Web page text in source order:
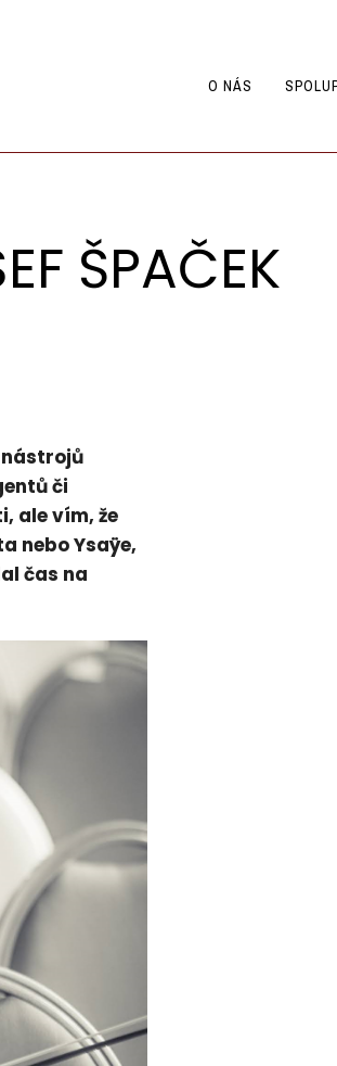
O NÁS
ŠPAČEK
nástrojů
či
ale vím, že
nebo Ysaÿe,
čas na